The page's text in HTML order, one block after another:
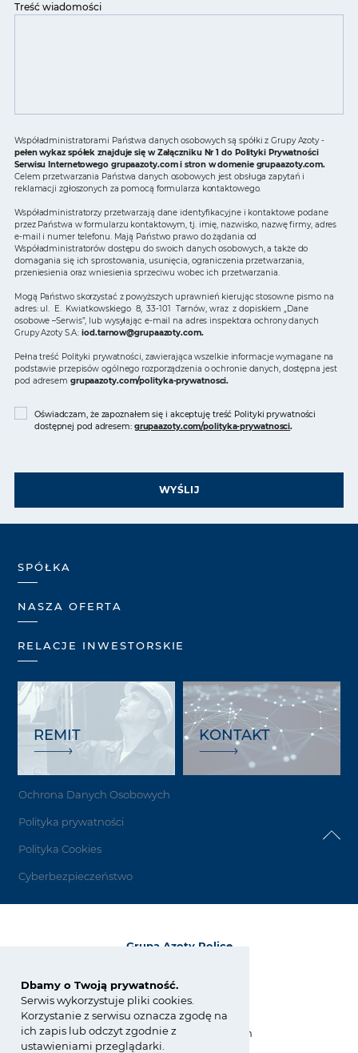
Dbamy o Twoją prywatność.
Serwis wykorzystuje pliki cookies.
Korzystanie z serwisu oznacza zgodę na
ich zapis lub odczyt zgodnie z
ustawieniami przeglądarki.
Treść wiadomości
Współadministratorami Państwa danych osobowych są spółki z Grupy Azoty -
pełen wykaz spółek znajduje się w Załączniku Nr 1 do Polityki Prywatności
Serwisu Internetowego grupaazoty.com i stron w domenie grupaazoty.com.
Celem przetwarzania Państwa danych osobowych jest obsługa zapytań i
reklamacji zgłoszonych za pomocą formularza kontaktowego.
Współadministratorzy przetwarzają dane identyfikacyjne i kontaktowe podane
przez Państwa w formularzu kontaktowym, tj. imię, nazwisko, nazwę firmy, adres
e-mail i numer telefonu. Mają Państwo prawo do żądania od
Współadministratorów dostępu do swoich danych osobowych, a także do
domagania się ich sprostowania, usunięcia, ograniczenia przetwarzania,
przeniesienia oraz wniesienia sprzeciwu wobec ich przetwarzania.
Mogą Państwo skorzystać z powyższych uprawnień kierując stosowne pismo na
adres: ul. E. Kwiatkowskiego 8, 33-101 Tarnów, wraz z dopiskiem „Dane
osobowe –Serwis”, lub wysyłając e-mail na adres inspektora ochrony danych
Grupy Azoty S.A.:iod.tarnow@grupaazoty.com.
Pełna treść Polityki prywatności, zawierająca wszelkie informacje wymagane na
podstawie przepisów ogólnego rozporządzenia o ochronie danych, dostępna jest
pod adresem grupaazoty.com/polityka-prywatnosci.
Oświadczam, że zapoznałem się i akceptuję treść Polityki prywatności
dostępnej pod adresem: grupaazoty.com/polityka-prywatnosci.
WYŚLIJ
SPÓŁKA
NASZA OFERTA
RELACJE INWESTORSKIE
REMIT KONTAKT
Ochrona Danych Osobowych
Polityka prywatności
Polityka Cookies
Cyberbezpieczeństwo
Grupa Azoty Police
ul. Kuźnicka 1
tel.:+48 91 317 17 17
fax: +48 91 317 36 03
zchpolice@grupaazoty.com